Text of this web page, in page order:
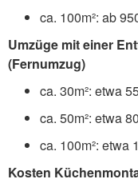
ca. 100m²: ab
Umzüge mit einer
(Fernumzug)
ca. 30m²: etwa
ca. 50m²: etwa
ca. 100m²: etwa
Kosten